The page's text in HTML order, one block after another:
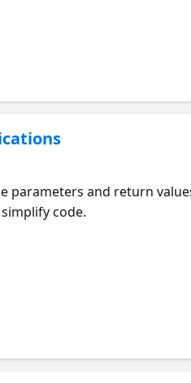
parameters and return
code.